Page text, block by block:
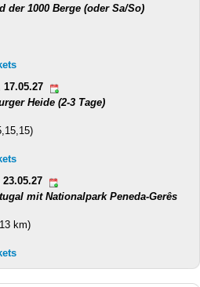
der 1000 Berge (oder Sa/So)
17.05.27
Heide (2-3 Tage)
mit Nationalpark Peneda-Gerês
km)